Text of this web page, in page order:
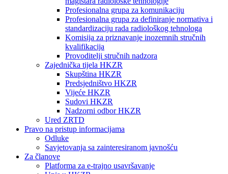
Profesionalna grupa za komunikaciju
Profesionalna grupa za definiranje normativa i
standardizaciju rada radiološkog tehnologa
Komisija za priznavanje inozemnih stručnih
kvalifikacija
Provoditelji stručnih nadzora
Zajednička tijela HKZR
Skupština HKZR
Predsjedništvo HKZR
Vijeće HKZR
Sudovi HKZR
Nadzorni odbor HKZR
Ured ZRTD
Pravo na pristup informacijama
Odluke
Savjetovanja sa zainteresiranom javnošću
Za članove
Platforma za e-trajno usavršavanje